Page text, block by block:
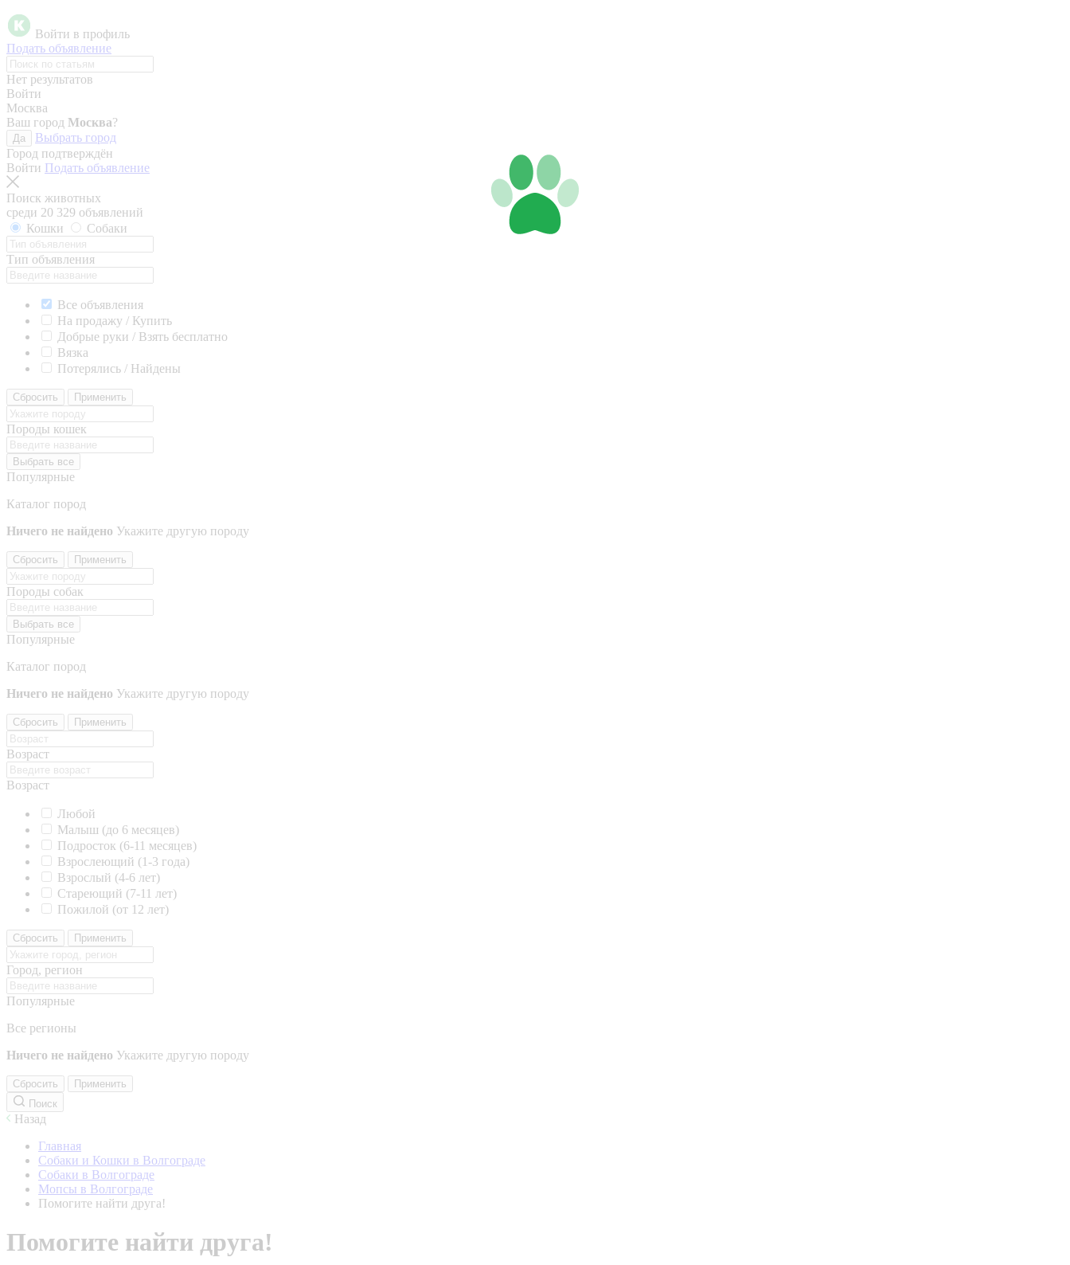
Войти в профиль
Подать объявление
Нет результатов
Войти
Москва
Ваш город Москва?
Да
Выбрать город
Город подтверждён
Войти Подать объявление
Поиск животных
среди 20 329 объявлений
Кошки
Собаки
Тип объявления
Все объявления
На продажу / Купить
Добрые руки / Взять бесплатно
Вязка
Потерялись / Найдены
Сбросить Применить
Породы кошек
Выбрать все
Популярные
Каталог пород
Ничего не найдено Укажите другую породу
Сбросить Применить
Породы собак
Выбрать все
Популярные
Каталог пород
Ничего не найдено Укажите другую породу
Сбросить Применить
Возраст
Возраст
Любой
Малыш (до 6 месяцев)
Подросток (6-11 месяцев)
Взрослеющий (1-3 года)
Взрослый (4-6 лет)
Стареющий (7-11 лет)
Пожилой (от 12 лет)
Сбросить Применить
Город, регион
Популярные
Все регионы
Ничего не найдено Укажите другую породу
Сбросить
Применить
Поиск
Назад
Главная
Собаки и Кошки в Волгограде
Собаки в Волгограде
Мопсы в Волгограде
Помогите найти друга!
Помогите найти друга!